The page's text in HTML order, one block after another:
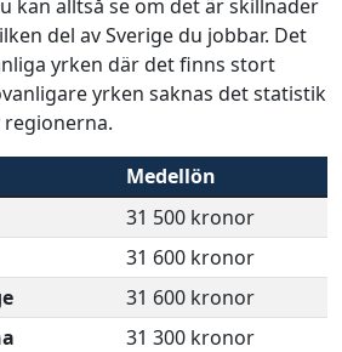
kan alltså se om det är skillnader
del av Sverige du jobbar. Det
yrken där det finns stort
yrken saknas det statistik
Medellön
31 500 kronor
31 600 kronor
31 600 kronor
31 300 kronor